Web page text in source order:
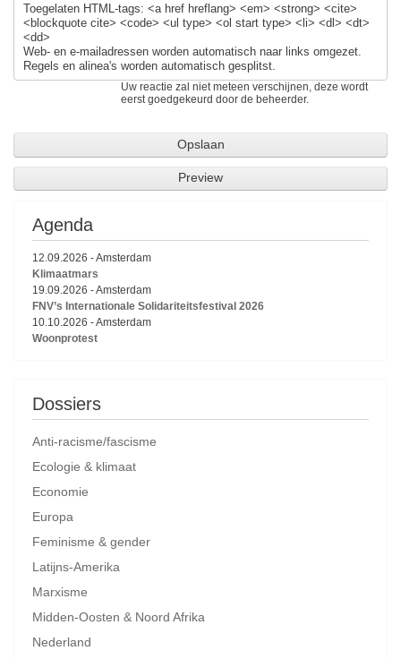
Toegelaten HTML-tags: <a href hreflang> <em> <strong> <cite>
<blockquote cite> <code> <ul type> <ol start type> <li> <dl> <dt>
<dd>
Web- en e-mailadressen worden automatisch naar links omgezet.
Regels en alinea's worden automatisch gesplitst.
Uw reactie zal niet meteen verschijnen, deze wordt
eerst goedgekeurd door de beheerder.
Agenda
12.09.2026 -Amsterdam
Klimaatmars
19.09.2026 -Amsterdam
FNV’s Internationale Solidariteitsfestival 2026
10.10.2026 -Amsterdam
Woonprotest
Dossiers
Anti-racisme/fascisme
Ecologie & klimaat
Economie
Europa
Feminisme & gender
Latijns-Amerika
Marxisme
Midden-Oosten & Noord Afrika
Nederland